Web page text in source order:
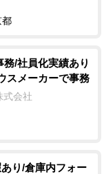
都
/社員化実績あり
スメーカーで事務
式会社
り/倉庫内フォー